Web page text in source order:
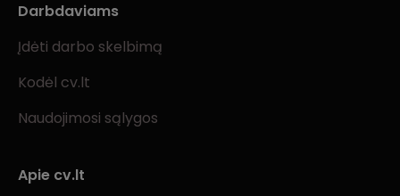
Darbdaviams
Įdėti darbo skelbimą
Kodėl cv.lt
Naudojimosi sąlygos
Apie cv.lt